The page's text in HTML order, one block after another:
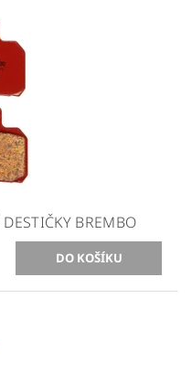
BREMBO